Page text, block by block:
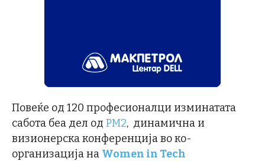
Повеќе од 120 професионалци изминатата
сабота беа дел од PM2, динамична и
визионерска конференција во ко-
организација на Women in Tech